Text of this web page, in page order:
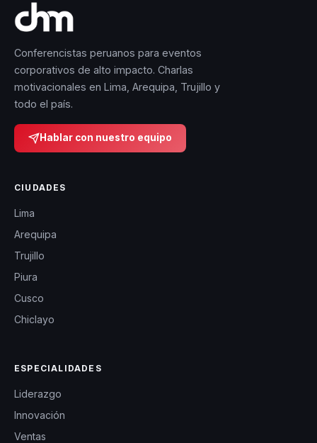
Conferencistas peruanos para eventos
corporativos de alto impacto. Charlas
motivacionales en Lima, Arequipa, Trujillo y
todo el país.
Hablar con nuestro equipo
CIUDADES
Lima
Arequipa
Trujillo
Piura
Cusco
Chiclayo
ESPECIALIDADES
Liderazgo
Innovación
Ventas